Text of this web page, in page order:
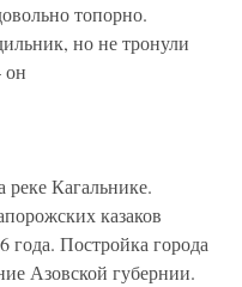
топорно.
но не тронули
он
Кагальнике.
казаков
года. Постройка города
Азовской губернии.